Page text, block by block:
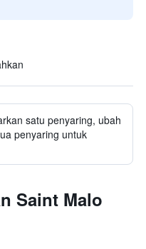
satu penyaring, ubah
penyaring untuk
Saint Malo